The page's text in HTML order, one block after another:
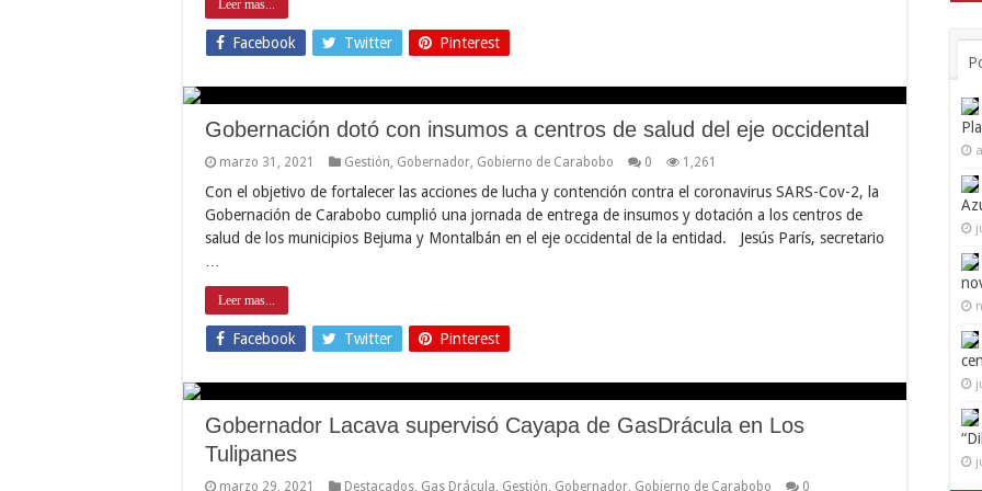
Leer mas...
Facebook Twitter Pinterest
Gobernación dotó con insumos a centros de salud del eje occidental
marzo 31, 2021 Gestión Gobernador Gobierno de Carabobo 0 1,261
Con el objetivo de fortalecer las acciones de lucha y contención contra el coronavirus SARS-Cov-2, la
Gobernación de Carabobo cumplió una jornada de entrega de insumos y dotación a los centros de
salud de los municipios Bejuma y Montalbán en el eje occidental de la entidad. Jesús París, secretario
Leer mas...
Facebook Twitter Pinterest
Gobernador Lacava supervisó Cayapa de GasDrácula en Los
Tulipanes
marzo 29, 2021 Destacados Gas Drácula Gestión Gobernador Gobierno de Carabobo 0